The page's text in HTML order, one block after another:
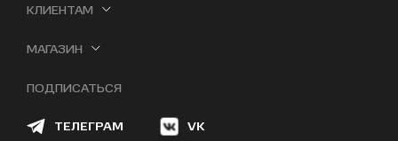
КЛИЕНТАМ
МАГАЗИН
ПОДПИСАТЬСЯ
ТЕЛЕГРАМ VK